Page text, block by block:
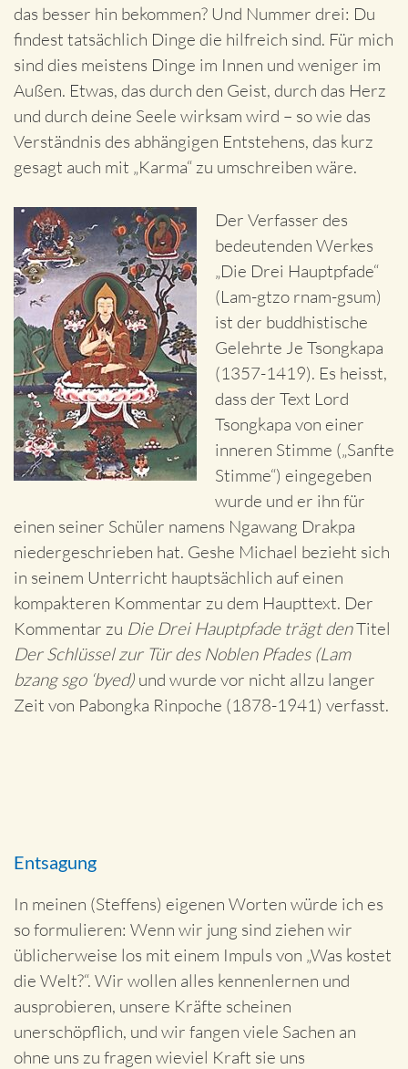
das besser hin bekommen? Und Nummer drei: Du
findest tatsächlich Dinge die hilfreich sind. Für mich
sind dies meistens Dinge im Innen und weniger im
Außen. Etwas, das durch den Geist, durch das Herz
und durch deine Seele wirksam wird – so wie das
Verständnis des abhängigen Entstehens, das kurz
gesagt auch mit „Karma“ zu umschreiben wäre.
Der Verfasser des
bedeutenden Werkes
„Die Drei Hauptpfade“
(Lam-gtzo rnam-gsum)
ist der buddhistische
Gelehrte Je Tsongkapa
(1357-1419). Es heisst,
dass der Text Lord
Tsongkapa von einer
inneren Stimme („Sanfte
Stimme“) eingegeben
wurde und er ihn für
einen seiner Schüler namens Ngawang Drakpa
niedergeschrieben hat. Geshe Michael bezieht sich
in seinem Unterricht hauptsächlich auf einen
kompakteren Kommentar zu dem Haupttext. Der
Kommentar zu Die Drei Hauptpfade trägt denTitel
Der Schlüssel zur Tür des Noblen Pfades (Lam
bzang sgo ‘byed) und wurde vor nicht allzu langer
Zeit von Pabongka Rinpoche (1878-1941) verfasst.
Entsagung
In meinen (Steffens) eigenen Worten würde ich es
so formulieren: Wenn wir jung sind ziehen wir
üblicherweise los mit einem Impuls von „Was kostet
die Welt?“. Wir wollen alles kennenlernen und
ausprobieren, unsere Kräfte scheinen
unerschöpflich, und wir fangen viele Sachen an
ohne uns zu fragen wieviel Kraft sie uns